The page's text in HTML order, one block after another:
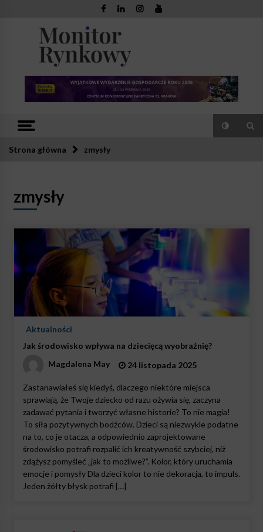
Monitor
Rynkowy
Strona główna zmysły
zmysły
Aktualności
Jak środowisko wpływa na dziecięcą wyobraźnię?
Magdalena May
24 listopada 2025
Zastanawiałeś się kiedyś, dlaczego niektóre miejsca
sprawiają, że Twoje dziecko od razu ożywia się, zaczyna
zadawać pytania i tworzyć własne historie? To nie magia!
To siła pozytywnych bodźców. Dzieci są niezwykle podatne
na to, co je otacza, a odpowiednio zaprojektowane
środowisko potrafi rozpalić ich kreatywność szybciej, niż
zdążysz pomyśleć „jak to możliwe?”. Kolor, który uruchamia
emocje i pomysły Dla dzieci kolor to nie dekoracja, to impuls.
Jeden żółty błysk potrafi […]